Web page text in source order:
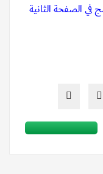
في الصفحة الثانية